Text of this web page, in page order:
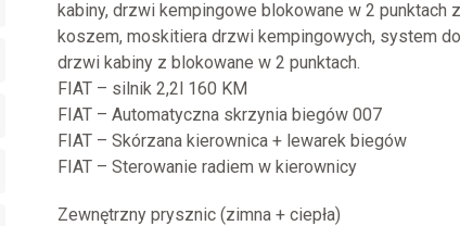
kabiny, drzwi kempingowe blokowane w 2 punktach
koszem, moskitiera drzwi kempingowych, system
drzwi kabiny z blokowane w 2 punktach.
FIAT – silnik 2,2l 160 KM
FIAT – Automatyczna skrzynia biegów 007
FIAT – Skórzana kierownica + lewarek biegów
FIAT – Sterowanie radiem w kierownicy
Zewnętrzny prysznic (zimna + ciepła)